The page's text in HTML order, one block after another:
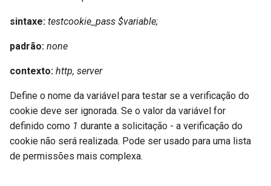
websocket
woothee
worker-events
xxhash
sintaxe: testcookie_pass $variable;
padrão: none
contexto: http, server
Define o nome da variável para testar se a verificação do
cookie deve ser ignorada. Se o valor da variável for
definido como 1 durante a solicitação - a verificação do
cookie não será realizada. Pode ser usado para uma lista
de permissões mais complexa.